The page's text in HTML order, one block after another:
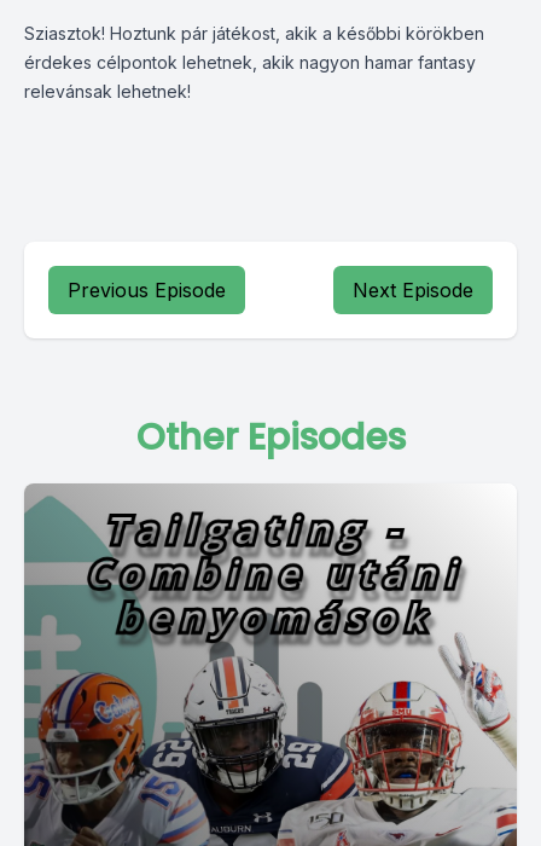
Sziasztok! Hoztunk pár játékost, akik a későbbi körökben
érdekes célpontok lehetnek, akik nagyon hamar fantasy
relevánsak lehetnek!
Previous Episode Next Episode
Other Episodes